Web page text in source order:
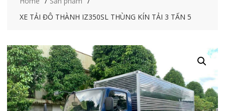
XE TẢI ĐÔ THÀNH IZ350SL THÙNG KÍN TẢI 3 TẤN 5